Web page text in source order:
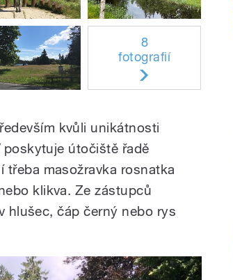
8
fotografií
kvůli unikátnosti
útočiště řadě
masožravka rosnatka
klikva. Ze zástupců
hlušec, čáp černý nebo rys